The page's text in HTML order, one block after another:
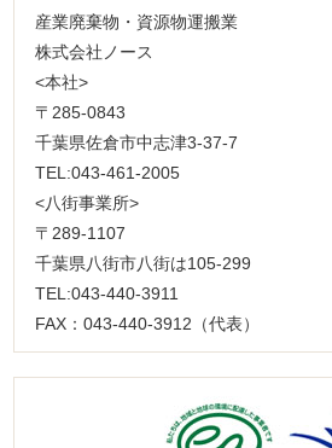
産業廃棄物・資源物運搬業
株式会社ノース
<本社>
〒285-0843
千葉県佐倉市中志津3-37-7
TEL:043-461-2005
<八街事業所>
〒289-1107
千葉県八街市八街は105-299
TEL:043-440-3911
FAX：043-440-3912（代表）